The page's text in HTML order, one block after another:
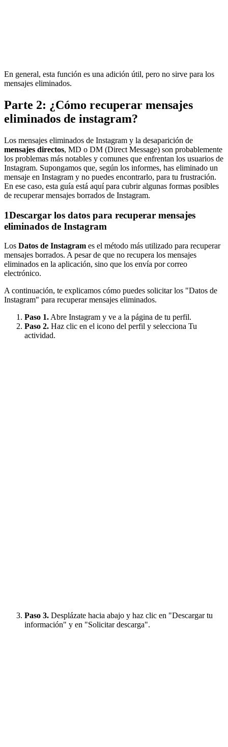
En general, esta función es una adición útil, pero no sirve para los
mensajes eliminados.
Parte 2: ¿Cómo recuperar mensajes
eliminados de instagram?
Los mensajes eliminados de Instagram y la desaparición de
mensajes directos, MD o DM (Direct Message) son probablemente
los problemas más notables y comunes que enfrentan los usuarios de
Instagram. Supongamos que, según los informes, has eliminado un
mensaje en Instagram y no puedes encontrarlo, para tu frustración.
En ese caso, esta guía está aquí para cubrir algunas formas posibles
de recuperar mensajes borrados de Instagram.
1Descargar los datos para recuperar mensajes
eliminados de Instagram
Los Datos de Instagram es el método más utilizado para recuperar
mensajes borrados. A pesar de que no recupera los mensajes
eliminados en la aplicación, sino que los envía por correo
electrónico.
A continuación, te explicamos cómo puedes solicitar los "Datos de
Instagram" para recuperar mensajes eliminados.
Paso 1. Abre Instagram y ve a la página de tu perfil.
Paso 2. Haz clic en el icono del perfil y selecciona Tu
actividad.
Paso 3. Desplázate hacia abajo y haz clic en "Descargar tu
información" y en "Solicitar descarga".